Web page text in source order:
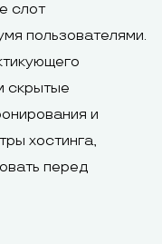
слот
пользователями.
скрытые
и
хостинга,
перед